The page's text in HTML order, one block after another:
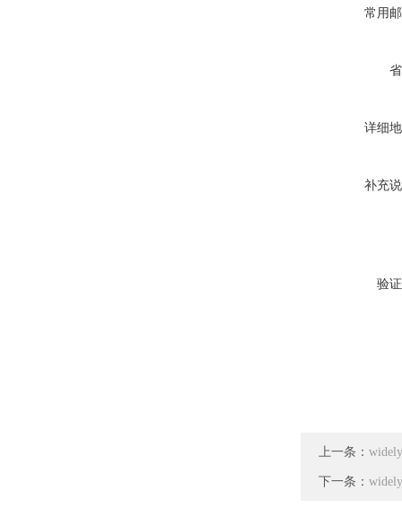
常用
详细
补充
验
上一条：
下一条：